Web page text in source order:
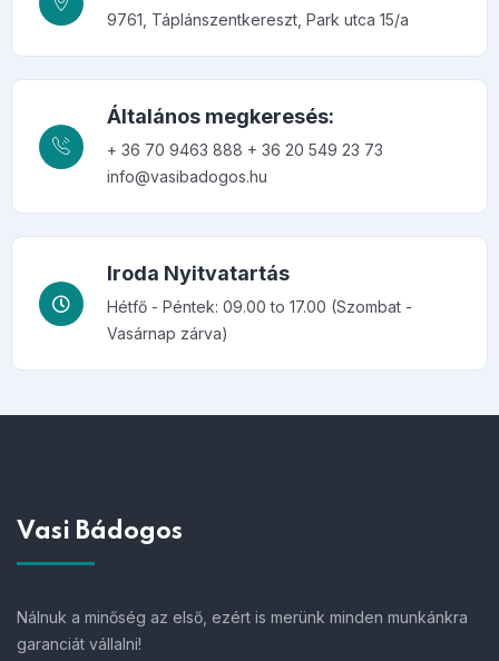
9761, Táplánszentkereszt, Park utca 15/a
Általános megkeresés:
+ 36 70 9463 888 + 36 20 549 23 73
info@vasibadogos.hu
Iroda Nyitvatartás
Hétfő - Péntek: 09.00 to 17.00 (Szombat -
Vasárnap zárva)
Vasi Bádogos
Nálnuk a minőség az első, ezért is merünk minden munkánkra
garanciát vállalni!